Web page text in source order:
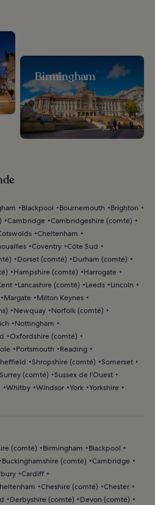
Birmingham
Blackpool Bournemouth
Brighton
Cambridge Cambridgeshire (comté)
Cheltenham
Coventry Côte Sud
Dorset (comté)
Durham (comté)
Hampshire (comté)
Harrogate
Lancashire (comté) Leeds
Lincoln
Margate
Milton Keynes
Newquay
Norfolk (comté)
Nottingham
Oxfordshire (comté)
Portsmouth
Reading
Shropshire (comté)
Somerset
Surrey (comté)
Sussex de l’Ouest
Whitby Windsor York Yorkshire
(comté) Birmingham
Blackpool
Buckinghamshire (comté)
Cambridge
Cardiff
Cheshire (comté)
Chester
Derbyshire (comté)
Devon (comté)